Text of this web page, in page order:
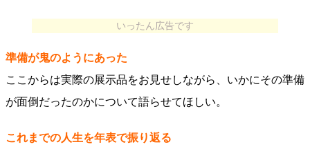
いったん広告です
準備が鬼のようにあった
ここからは実際の展示品をお見せしながら、いかにその準備
が面倒だったのかについて語らせてほしい。
これまでの人生を年表で振り返る